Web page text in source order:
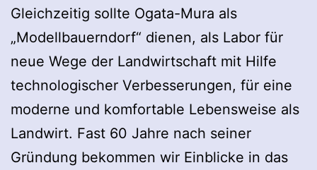
Gleichzeitig sollte Ogata-Mura als
„Modellbauerndorf“ dienen, als Labor für
neue Wege der Landwirtschaft mit Hilfe
technologischer Verbesserungen, für eine
moderne und komfortable Lebensweise als
Landwirt. Fast 60 Jahre nach seiner
Gründung bekommen wir Einblicke in das